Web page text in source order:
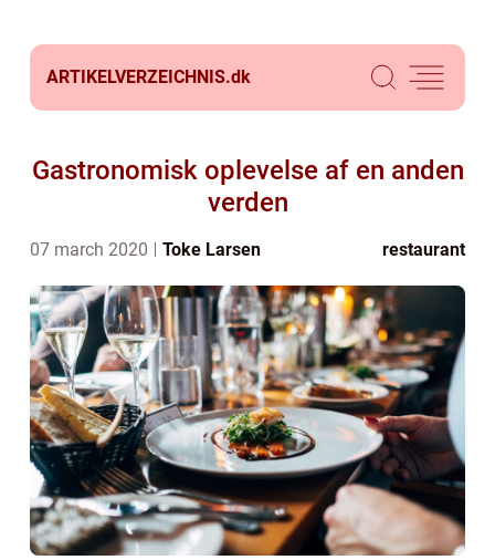
ARTIKELVERZEICHNIS.dk
Gastronomisk oplevelse af en anden
verden
07 march 2020 Toke Larsen restaurant